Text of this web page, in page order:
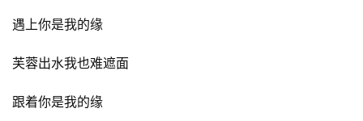
遇上你是我的缘
芙蓉出水我也难遮面
跟着你是我的缘